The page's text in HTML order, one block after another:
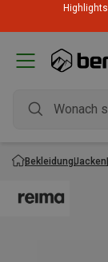
BekleidungJacken